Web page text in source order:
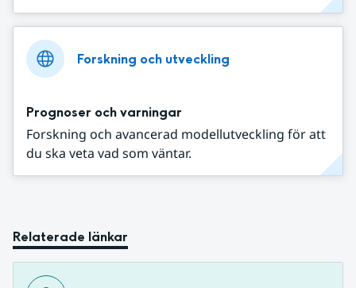
Forskning och utveckling
Prognoser och varningar
Forskning och avancerad modellutveckling för att
du ska veta vad som väntar.
Relaterade länkar